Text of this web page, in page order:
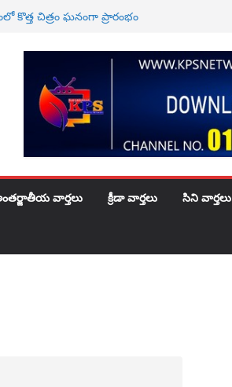
కొత్త చిత్రం ఘనంగా ప్రారంభం
చేసిన దువ్వాడ శ్రీనివాస్‌పై చట్టప్రకారం
వ్యాఖ్యలపై ఆందోళన
వార్తలు క్రీడా వార్తలు సిని వార్తలు